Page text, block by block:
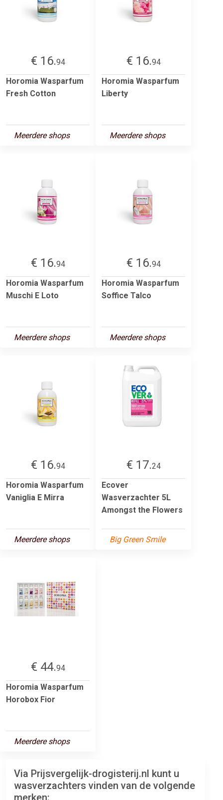
€ 16.94
Horomia Wasparfum
Fresh Cotton
Meerdere shops
€ 16.94
Horomia Wasparfum
Liberty
Meerdere shops
€ 16.94
Horomia Wasparfum
Muschi E Loto
Meerdere shops
€ 16.94
Horomia Wasparfum
Soffice Talco
Meerdere shops
€ 16.94
Horomia Wasparfum
Vaniglia E Mirra
Meerdere shops
€ 17.24
Ecover
Wasverzachter 5L
Amongst the Flowers
Big Green Smile
€ 44.94
Horomia Wasparfum
Horobox Fior
Meerdere shops
Via Prijsvergelijk-drogisterij.nl kunt u
wasverzachters vinden van de volgende
merken: